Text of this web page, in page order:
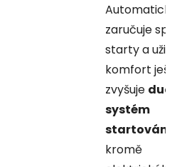
zaručuje
starty a
komfort
zvyšuje
systém
startování
kromě